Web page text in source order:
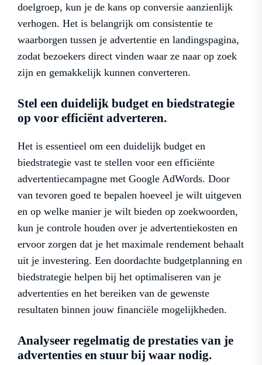
doelgroep, kun je de kans op conversie aanzienlijk
verhogen. Het is belangrijk om consistentie te
waarborgen tussen je advertentie en landingspagina,
zodat bezoekers direct vinden waar ze naar op zoek
zijn en gemakkelijk kunnen converteren.
Stel een duidelijk budget en biedstrategie
op voor efficiënt adverteren.
Het is essentieel om een duidelijk budget en
biedstrategie vast te stellen voor een efficiënte
advertentiecampagne met Google AdWords. Door
van tevoren goed te bepalen hoeveel je wilt uitgeven
en op welke manier je wilt bieden op zoekwoorden,
kun je controle houden over je advertentiekosten en
ervoor zorgen dat je het maximale rendement behaalt
uit je investering. Een doordachte budgetplanning en
biedstrategie helpen bij het optimaliseren van je
advertenties en het bereiken van de gewenste
resultaten binnen jouw financiële mogelijkheden.
Analyseer regelmatig de prestaties van je
advertenties en stuur bij waar nodig.